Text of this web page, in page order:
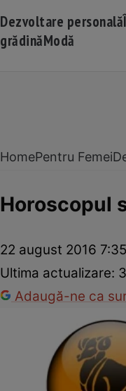
Dezvoltare personală
grădinăModă
HomePentru Femei
Horoscopul
22 august 2016 7:35
Ultima actualizare:
Adaugă-ne ca